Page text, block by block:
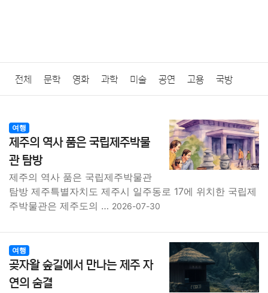
전체 문학 영화 과학 미술 공연 고용 국방
질병 가요 방송 일상 주식 암호화폐 블록체인
결혼 육아 반려동물 패션 미용
요리 상품리뷰 원예 금융 게임
대출 IT 컴퓨터 기술
종교 사회 의학 경제 마케팅
여행
제주의 역사 품은 국립제주박물
관 탐방
제주의 역사 품은 국립제주박물관
탐방 제주특별자치도 제주시 일주동로 17에 위치한 국립제
주박물관은 제주도의 … 2026-07-30
여행
곶자왈 숲길에서 만나는 제주 자
연의 숨결